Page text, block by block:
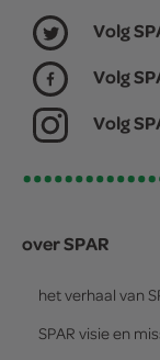
Volg
Volg
Volg
over SPAR
het verhaal van
SPAR visie en